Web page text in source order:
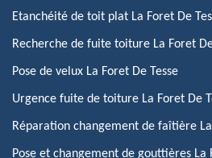
Etanchéité de toit plat La Foret De
Recherche de fuite toiture La Foret
Pose de velux La Foret De Tesse
Urgence fuite de toiture La Foret De
Réparation changement de faîtière
Pose et changement de gouttières La